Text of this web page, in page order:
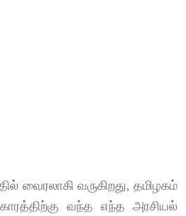
வைரலாகி வருகிறது, தமிழகம்
வந்த எந்த அரசியல்